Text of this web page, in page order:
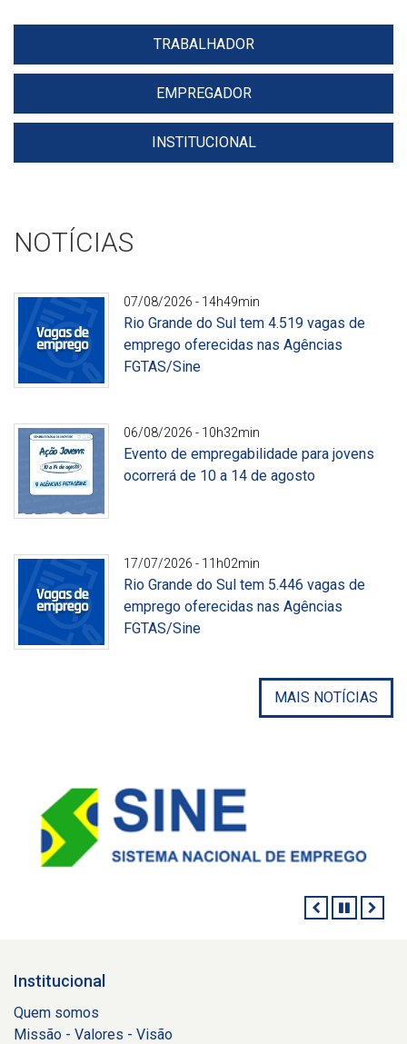
TRABALHADOR
EMPREGADOR
INSTITUCIONAL
NOTÍCIAS
Divulgação
07/08/2026 - 14h49min
Rio Grande do Sul tem 4.519 vagas de
emprego oferecidas nas Agências
FGTAS/Sine
Divulgação
06/08/2026 - 10h32min
Evento de empregabilidade para jovens
ocorrerá de 10 a 14 de agosto
17/07/2026 - 11h02min
Rio Grande do Sul tem 5.446 vagas de
emprego oferecidas nas Agências
FGTAS/Sine
MAIS NOTÍCIAS
ANTERIOR
PAUSAR
Institucional
Quem somos
Missão - Valores - Visão